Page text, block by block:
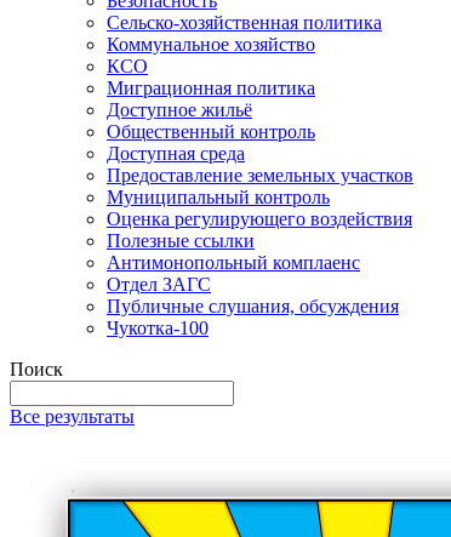
Сельско-хозяйственная политика
Коммунальное хозяйство
КСО
Миграционная политика
Доступное жильё
Общественный контроль
Доступная среда
Предоставление земельных участков
Муниципальный контроль
Оценка регулирующего воздействия
Полезные ссылки
Антимонопольный комплаенс
Отдел ЗАГС
Публичные слушания, обсуждения
Чукотка-100
Поиск
Все результаты